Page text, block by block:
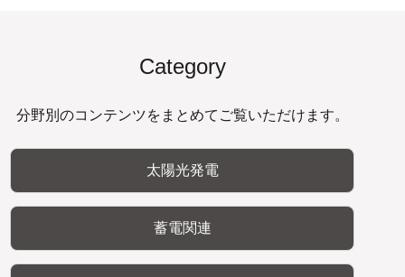
Category
分野別のコンテンツをまとめてご覧いただけます。
太陽光発電
蓄電関連